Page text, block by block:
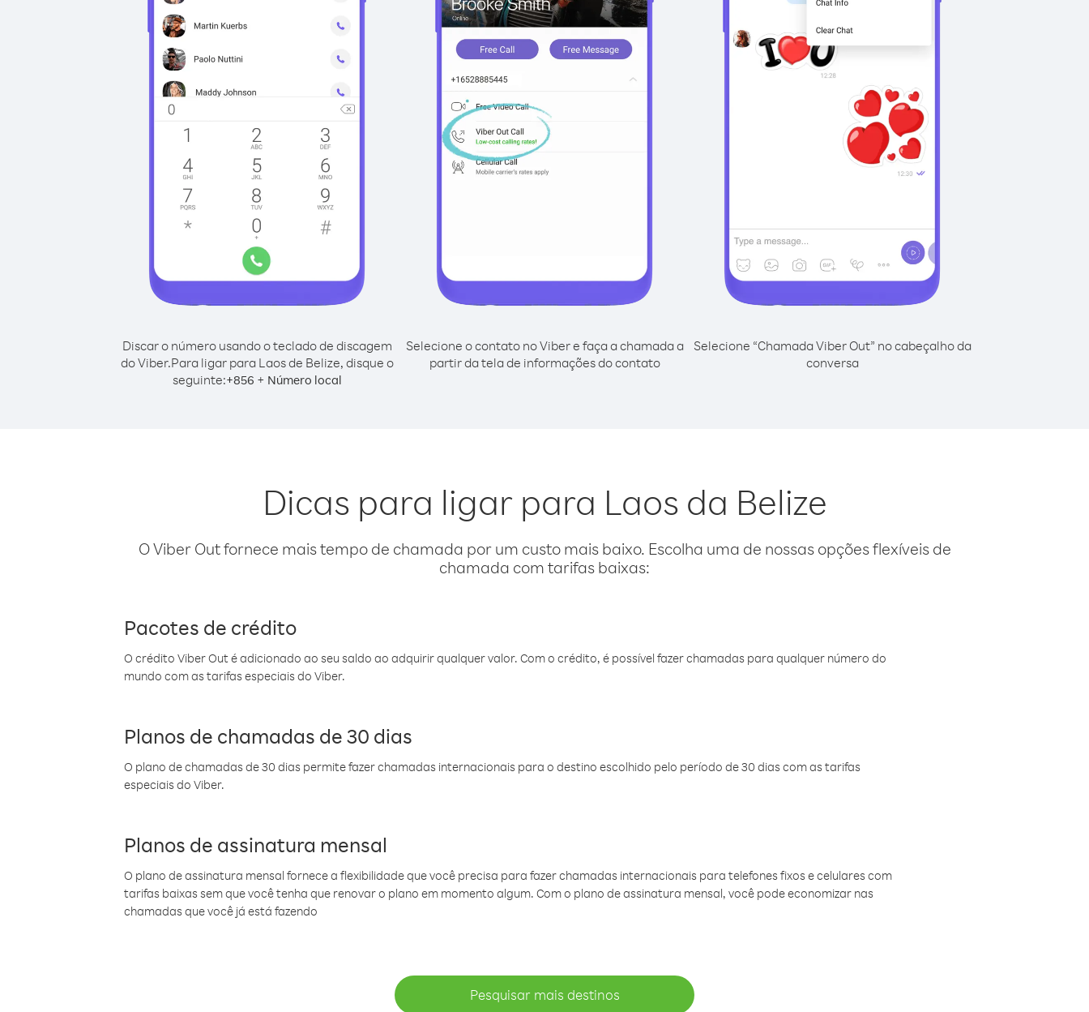
Discar o número usando o teclado de discagem
do Viber.Para ligar para Laos de Belize, disque o
seguinte:+856 + Número local
Selecione o contato no Viber e faça a chamada a
partir da tela de informações do contato
Selecione “Chamada Viber Out” no cabeçalho da
conversa
Dicas para ligar para Laos da Belize
O Viber Out fornece mais tempo de chamada por um custo mais baixo. Escolha uma de nossas opções flexíveis de
chamada com tarifas baixas:
Pacotes de crédito
O crédito Viber Out é adicionado ao seu saldo ao adquirir qualquer valor. Com o crédito, é possível fazer chamadas para qualquer número do
mundo com as tarifas especiais do Viber.
Planos de chamadas de 30 dias
O plano de chamadas de 30 dias permite fazer chamadas internacionais para o destino escolhido pelo período de 30 dias com as tarifas
especiais do Viber.
Planos de assinatura mensal
O plano de assinatura mensal fornece a flexibilidade que você precisa para fazer chamadas internacionais para telefones fixos e celulares com
tarifas baixas sem que você tenha que renovar o plano em momento algum. Com o plano de assinatura mensal, você pode economizar nas
chamadas que você já está fazendo
Pesquisar mais destinos